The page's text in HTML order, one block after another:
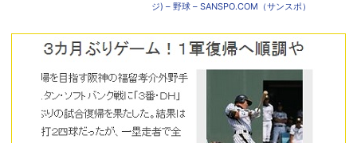
ジ) – 野球 – SANSPO.COM（サンスポ）